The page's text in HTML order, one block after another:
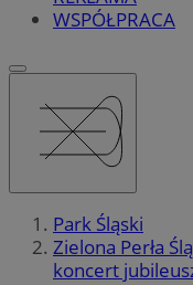
WSPÓŁPRACA
Park Śląski
Zielona Perła
koncert